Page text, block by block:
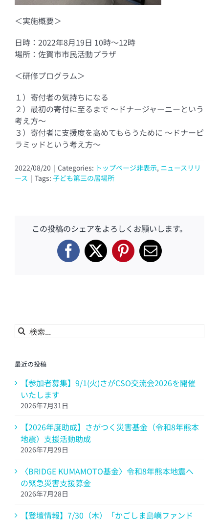
＜実施概要＞
日時：2022年8月19日 10時～12時
場所：佐賀市市民活動プラザ
＜研修プログラム＞
１）寄付者の気持ちになる
２）最初の寄付に至るまで ～ドナージャーニーという
考え方～
３）寄付者に支援度を高めてもらうために ～ドナーピ
ラミッドという考え方～
2022/08/20 | Categories: トップページ非表示, ニュースリリ
ース | Tags: 子ども第三の居場所
この投稿のシェアをよろしくお願いします。
Facebook
X Pinterest
電
検
索
最近の投稿
【参加者募集】9/1(火)さがCSO交流会2026を開催
いたします
2026年7月31日
【2026年度助成】さがつく災害基金（令和8年熊本
地震）支援活動助成
2026年7月29日
〈BRIDGE KUMAMOTO基金〉令和8年熊本地震へ
の緊急災害支援募金
2026年7月28日
【登壇情報】7/30（木）「かごしま島嶼ファンド